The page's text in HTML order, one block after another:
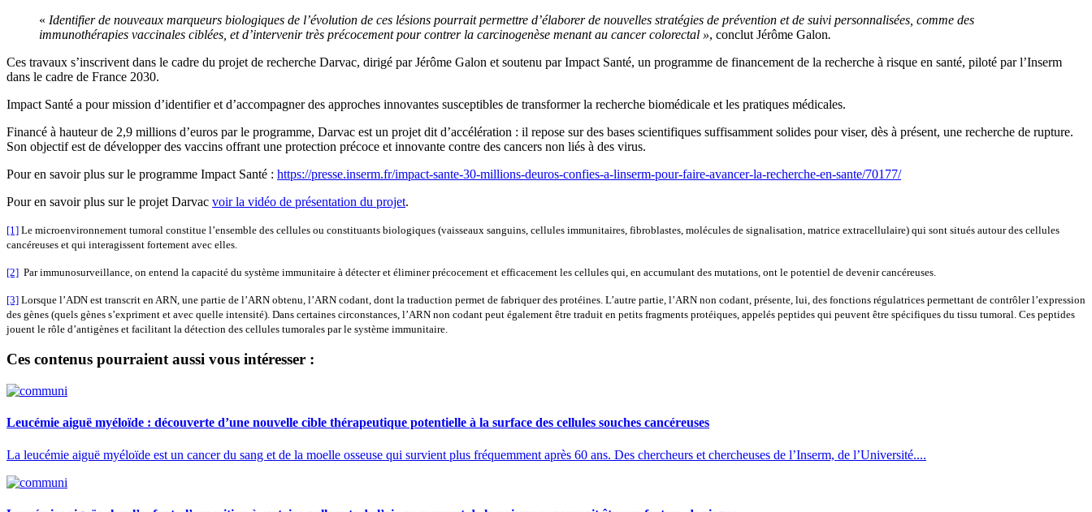
« Identifier de nouveaux marqueurs biologiques de l’évolution de ces lésions pourrait permettre d’élaborer de nouvelles stratégies de prévention et de suivi personnalisées, comme des
immunothérapies vaccinales ciblées, et d’intervenir très précocement pour contrer la carcinogenèse menant au cancer colorectal », conclut Jérôme Galon.
Ces travaux s’inscrivent dans le cadre du projet de recherche Darvac, dirigé par Jérôme Galon et soutenu par Impact Santé, un programme de financement de la recherche à risque en santé, piloté par l’Inserm
dans le cadre de France 2030.
Impact Santé a pour mission d’identifier et d’accompagner des approches innovantes susceptibles de transformer la recherche biomédicale et les pratiques médicales.
Financé à hauteur de 2,9 millions d’euros par le programme, Darvac est un projet dit d’accélération : il repose sur des bases scientifiques suffisamment solides pour viser, dès à présent, une recherche de rupture.
Son objectif est de développer des vaccins offrant une protection précoce et innovante contre des cancers non liés à des virus.
Pour en savoir plus sur le programme Impact Santé : https://presse.inserm.fr/impact-sante-30-millions-deuros-confies-a-linserm-pour-faire-avancer-la-recherche-en-sante/70177/
Pour en savoir plus sur le projet Darvac voir la vidéo de présentation du projet.
[1] Le microenvironnement tumoral constitue l’ensemble des cellules ou constituants biologiques (vaisseaux sanguins, cellules immunitaires, fibroblastes, molécules de signalisation, matrice extracellulaire) qui sont situés autour des cellules
cancéreuses et qui interagissent fortement avec elles.
[2] Par immunosurveillance, on entend la capacité du système immunitaire à détecter et éliminer précocement et efficacement les cellules qui, en accumulant des mutations, ont le potentiel de devenir cancéreuses.
[3] Lorsque l’ADN est transcrit en ARN, une partie de l’ARN obtenu, l’ARN codant, dont la traduction permet de fabriquer des protéines. L’autre partie, l’ARN non codant, présente, lui, des fonctions régulatrices permettant de contrôler l’expression
des gènes (quels gènes s’expriment et avec quelle intensité). Dans certaines circonstances, l’ARN non codant peut également être traduit en petits fragments protéiques, appelés peptides qui peuvent être spécifiques du tissu tumoral. Ces peptides
jouent le rôle d’antigènes et facilitant la détection des cellules tumorales par le système immunitaire.
Ces contenus pourraient aussi vous intéresser :
Leucémie aiguë myéloïde : découverte d’une nouvelle cible thérapeutique potentielle à la surface des cellules souches cancéreuses
La leucémie aiguë myéloïde est un cancer du sang et de la moelle osseuse qui survient plus fréquemment après 60 ans. Des chercheurs et chercheuses de l’Inserm, de l’Université....